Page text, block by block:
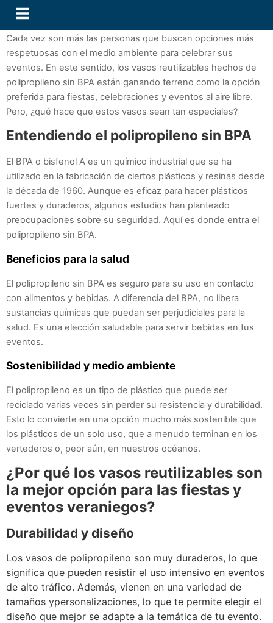
Cada vez son más las personas que buscan opciones más
respetuosas con el medio ambiente para celebrar sus
eventos. En este sentido, los vasos reutilizables hechos de
polipropileno sin BPA están ganando terreno como la opción
preferida para fiestas, celebraciones y eventos al aire libre.
Pero, ¿qué hace que estos vasos sean tan especiales?
Entendiendo el polipropileno sin BPA
El BPA o bisfenol A es un químico industrial que se ha
utilizado en la fabricación de ciertos plásticos y resinas desde
la década de 1960. Aunque es eficaz para hacer plásticos
fuertes y duraderos, algunos estudios han planteado
preocupaciones sobre su seguridad. Aquí es donde entra el
polipropileno sin BPA.
Beneficios para la salud
El polipropileno sin BPA es seguro para su uso en contacto
con alimentos y bebidas. A diferencia del BPA, no libera
sustancias químicas que puedan ser perjudiciales para la
salud. Es una elección saludable para servir bebidas en tus
eventos.
Sostenibilidad y medio ambiente
El polipropileno es un tipo de plástico que puede ser
reciclado varias veces sin perder su resistencia y durabilidad.
Esto lo convierte en una opción mucho más sostenible que
los plásticos de un solo uso, que a menudo terminan en los
vertederos o, peor aún, en nuestros océanos.
¿Por qué los vasos reutilizables son
la mejor opción para las fiestas y
eventos veraniegos?
Durabilidad y diseño
Los vasos de polipropileno son muy duraderos, lo que
significa que pueden resistir el uso intensivo en eventos
de alto tráfico. Además, vienen en una variedad de
tamaños ypersonalizaciones, lo que te permite elegir el
diseño que mejor se adapte a la temática de tu evento.